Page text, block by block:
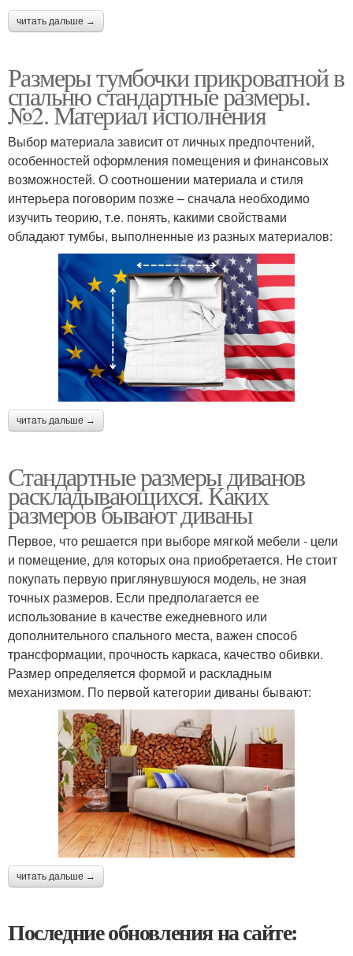
читать дальше →
Размеры тумбочки прикроватной в
спальню стандартные размеры.
№2. Материал исполнения
Выбор материала зависит от личных предпочтений,
особенностей оформления помещения и финансовых
возможностей. О соотношении материала и стиля
интерьера поговорим позже – сначала необходимо
изучить теорию, т.е. понять, какими свойствами
обладают тумбы, выполненные из разных материалов:
читать дальше →
Стандартные размеры диванов
раскладывающихся. Каких
размеров бывают диваны
Первое, что решается при выборе мягкой мебели - цели
и помещение, для которых она приобретается. Не стоит
покупать первую приглянувшуюся модель, не зная
точных размеров. Если предполагается ее
использование в качестве ежедневного или
дополнительного спального места, важен способ
трансформации, прочность каркаса, качество обивки.
Размер определяется формой и раскладным
механизмом. По первой категории диваны бывают:
читать дальше →
Последние обновления на сайте: